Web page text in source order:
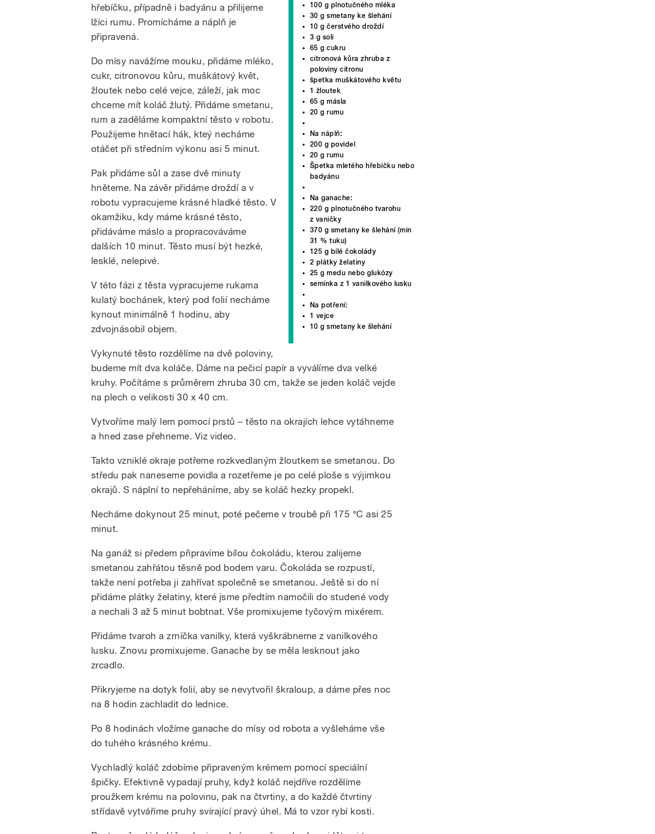
100 g plnotučného mléka
30 g smetany ke šlehání
10 g čerstvého droždí
3 g soli
65 g cukru
citronová kůra zhruba z
poloviny citronu
špetka muškátového květu
1 žloutek
65 g másla
20 g rumu
Na náplň:
200 g povidel
20 g rumu
Špetka mletého hřebíčku nebo
badyánu
Na ganache:
220 g plnotučného tvarohu
z vaničky
370 g smetany ke šlehání (min
31 % tuku)
125 g bílé čokolády
2 plátky želatiny
25 g medu nebo glukózy
semínka z 1 vanilkového lusku
Na potření:
1 vejce
10 g smetany ke šlehání
hřebíčku, případně i badyánu a přilijeme
lžíci rumu. Promícháme a náplň je
připravená.
Do mísy navážíme mouku, přidáme mléko,
cukr, citronovou kůru, muškátový květ,
žloutek nebo celé vejce, záleží, jak moc
chceme mít koláč žlutý. Přidáme smetanu,
rum a zaděláme kompaktní těsto v robotu.
Použijeme hnětací hák, kteý necháme
otáčet při středním výkonu asi 5 minut.
Pak přidáme sůl a zase dvě minuty
hněteme. Na závěr přidáme droždí a v
robotu vypracujeme krásné hladké těsto. V
okamžiku, kdy máme krásné těsto,
přidáváme máslo a propracováváme
dalších 10 minut. Těsto musí být hezké,
lesklé, nelepivé.
V této fázi z těsta vypracujeme rukama
kulatý bochánek, který pod folií necháme
kynout minimálně 1 hodinu, aby
zdvojnásobil objem.
Vykynuté těsto rozdělíme na dvě poloviny,
budeme mít dva koláče. Dáme na pečicí papír a vyválíme dva velké
kruhy. Počítáme s průměrem zhruba 30 cm, takže se jeden koláč vejde
na plech o velikosti 30 x 40 cm.
Vytvoříme malý lem pomocí prstů – těsto na okrajích lehce vytáhneme
a hned zase přehneme. Viz video.
Takto vzniklé okraje potřeme rozkvedlaným žloutkem se smetanou. Do
středu pak naneseme povidla a rozetřeme je po celé ploše s výjimkou
okrajů. S náplní to nepřeháníme, aby se koláč hezky propekl.
Necháme dokynout 25 minut, poté pečeme v troubě při 175 °C asi 25
minut.
Na ganáž si předem připravíme bílou čokoládu, kterou zalijeme
smetanou zahřátou těsně pod bodem varu. Čokoláda se rozpustí,
takže není potřeba ji zahřívat společně se smetanou. Ještě si do ní
přidáme plátky želatiny, které jsme předtím namočili do studené vody
a nechali 3 až 5 minut bobtnat. Vše promixujeme tyčovým mixérem.
Přidáme tvaroh a zrníčka vanilky, která vyškrábneme z vanilkového
lusku. Znovu promixujeme. Ganache by se měla lesknout jako
zrcadlo.
Přikryjeme na dotyk folií, aby se nevytvořil škraloup, a dáme přes noc
na 8 hodin zachladit do lednice.
Po 8 hodinách vložíme ganache do mísy od robota a vyšleháme vše
do tuhého krásného krému.
Vychladlý koláč zdobíme připraveným krémem pomocí speciální
špičky. Efektivně vypadají pruhy, když koláč nejdříve rozdělíme
proužkem krému na polovinu, pak na čtvrtiny, a do každé čtvrtiny
střídavě vytváříme pruhy svírající pravý úhel. Má to vzor rybí kosti.